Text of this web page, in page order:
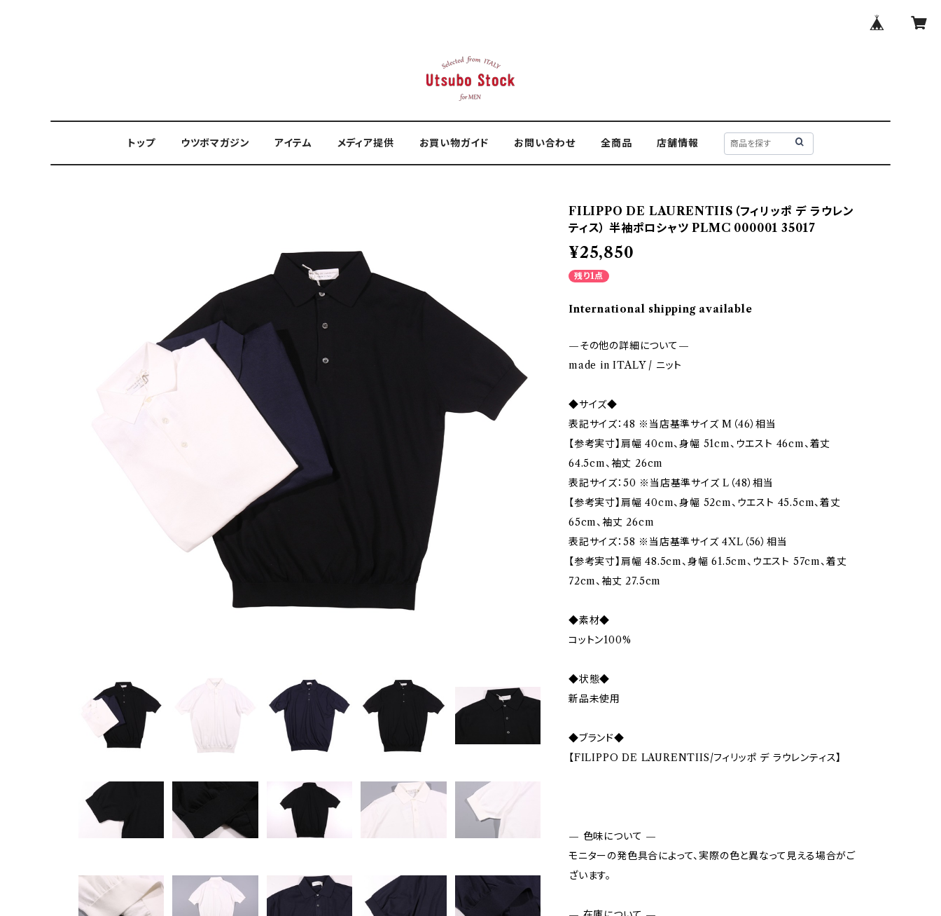
トップ ウツボマガジン アイテム メディア提供 お買い物ガイド お問い合わせ 全商品 店舗情報
FILIPPO DE LAURENTIIS（フィリッポ デ ラウレン
ティス） 半袖ポロシャツ PLMC 000001 35017
¥25,850
残り1点
International shipping available
—その他の詳細について—
made in ITALY / ニット
◆サイズ◆
表記サイズ：48 ※当店基準サイズ M（46）相当
【参考実寸】肩幅 40cm、身幅 51cm、ウエスト 46cm、着丈
64.5cm、袖丈 26cm
表記サイズ：50 ※当店基準サイズ L（48）相当
【参考実寸】肩幅 40cm、身幅 52cm、ウエスト 45.5cm、着丈
65cm、袖丈 26cm
表記サイズ：58 ※当店基準サイズ 4XL（56）相当
【参考実寸】肩幅 48.5cm、身幅 61.5cm、ウエスト 57cm、着丈
72cm、袖丈 27.5cm
◆素材◆
コットン100%
◆状態◆
新品未使用
◆ブランド◆
【FILIPPO DE LAURENTIIS/フィリッポ デ ラウレンティス】
— 色味について —
モニターの発色具合によって、実際の色と異なって見える場合がご
ざいます。